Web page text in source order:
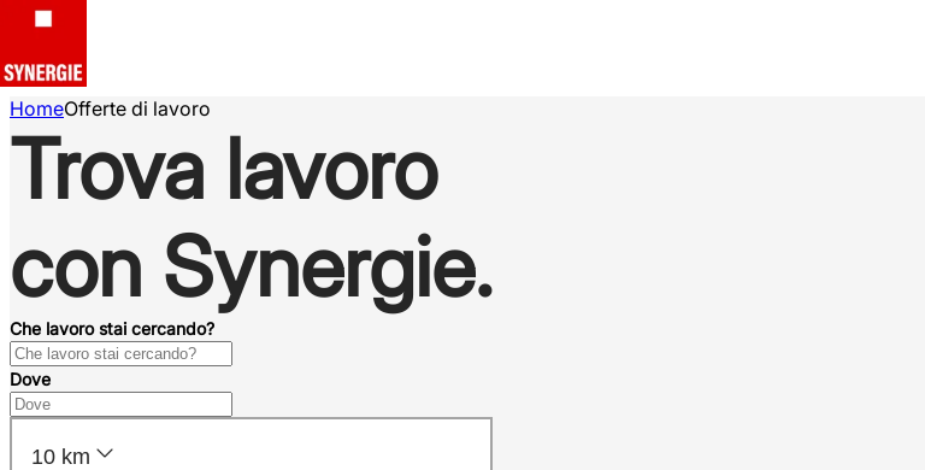
HomeOfferte di lavoro
Trova lavoro
con Synergie.
Che lavoro stai cercando?
Dove
10 km